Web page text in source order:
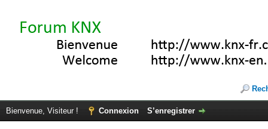
Bienvenue, Visiteur ! Connexion S’enregistrer